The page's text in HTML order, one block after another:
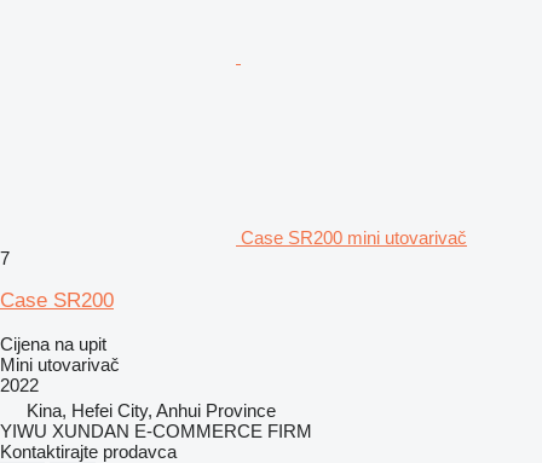
Case SR200 mini utovarivač
7
Case SR200
Cijena na upit
Mini utovarivač
2022
Kina, Hefei City, Anhui Province
YIWU XUNDAN E-COMMERCE FIRM
Kontaktirajte prodavca